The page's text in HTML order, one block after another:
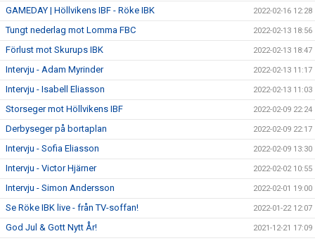
GAMEDAY | Höllvikens IBF - Röke IBK 2022-02-16 12:28
Tungt nederlag mot Lomma FBC 2022-02-13 18:56
Förlust mot Skurups IBK 2022-02-13 18:47
Intervju - Adam Myrinder 2022-02-13 11:17
Intervju - Isabell Eliasson 2022-02-13 11:03
Storseger mot Höllvikens IBF 2022-02-09 22:24
Derbyseger på bortaplan 2022-02-09 22:17
Intervju - Sofia Eliasson 2022-02-09 13:30
Intervju - Victor Hjärner 2022-02-02 10:55
Intervju - Simon Andersson 2022-02-01 19:00
Se Röke IBK live - från TV-soffan! 2022-01-22 12:07
God Jul & Gott Nytt År! 2021-12-21 17:09